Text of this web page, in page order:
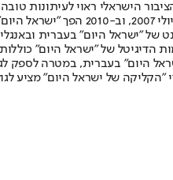
הישראלי ראוי לעיתונות
תשלום. המהדורה
הדיגיטל של "ישראל היום"
"ישראל היום" בעברית, במטרה
"הקליקה של ישראל היום" מציע